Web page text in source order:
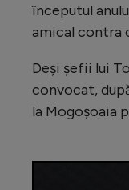
începutul
amical contra
Deși șefii lui
convocat,
la Mogoșoaia